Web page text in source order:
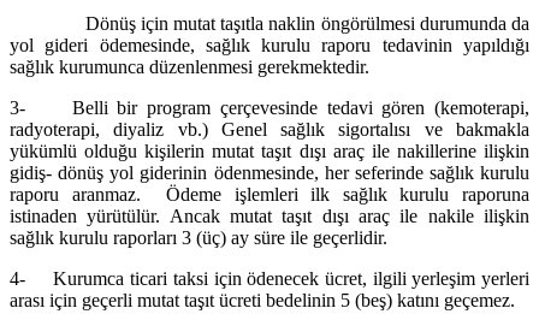
Dönüş için mutat taşıtla naklin öngörülmesi durumunda da
yol gideri ödemesinde, sağlık kurulu raporu tedavinin yapıldığı
sağlık kurumunca düzenlenmesi gerekmektedir.
3- Belli bir program çerçevesinde tedavi gören (kemoterapi,
radyoterapi, diyaliz vb.) Genel sağlık sigortalısı ve bakmakla
yükümlü olduğu kişilerin mutat taşıt dışı araç ile nakillerine ilişkin
gidiş- dönüş yol giderinin ödenmesinde, her seferinde sağlık kurulu
raporu aranmaz. Ödeme işlemleri ilk sağlık kurulu raporuna
istinaden yürütülür. Ancak mutat taşıt dışı araç ile nakile ilişkin
sağlık kurulu raporları 3 (üç) ay süre ile geçerlidir.
4- Kurumca ticari taksi için ödenecek ücret, ilgili yerleşim yerleri
arası için geçerli mutat taşıt ücreti bedelinin 5 (beş) katını geçemez.